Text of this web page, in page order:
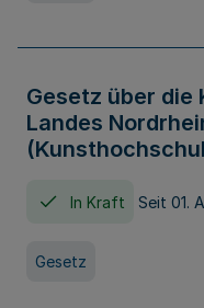
Gesetz über die
Landes
In Kraft Seit 01.
Gesetz